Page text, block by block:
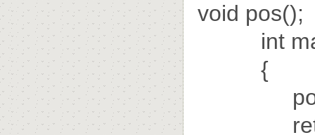
void pos();
int
{